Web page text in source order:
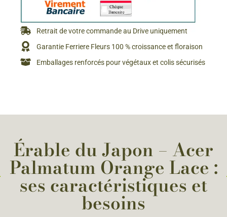
Retrait de votre commande au Drive uniquement
Garantie Ferriere Fleurs 100 % croissance et floraison
Emballages renforcés pour végétaux et colis sécurisés
Érable du Japon – Acer
Palmatum Orange Lace :
ses caractéristiques et
besoins